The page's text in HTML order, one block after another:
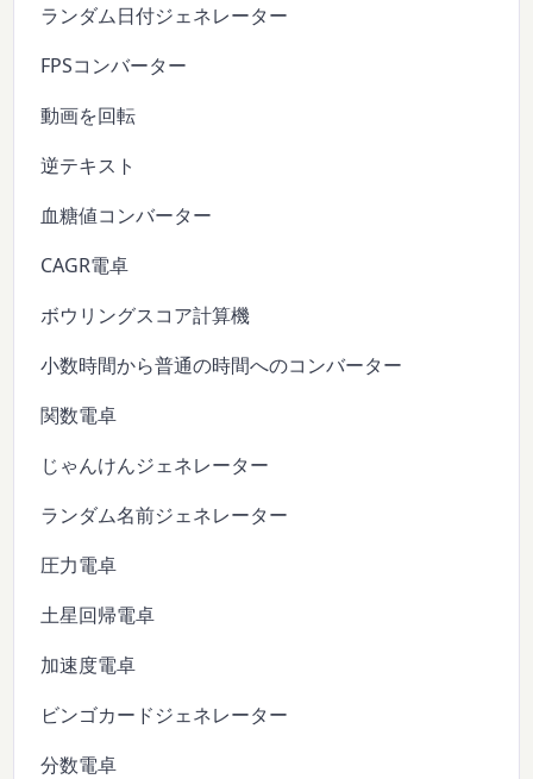
ランダム日付ジェネレーター
FPSコンバーター
動画を回転
逆テキスト
血糖値コンバーター
CAGR電卓
ボウリングスコア計算機
小数時間から普通の時間へのコンバーター
関数電卓
じゃんけんジェネレーター
ランダム名前ジェネレーター
圧力電卓
土星回帰電卓
加速度電卓
ビンゴカードジェネレーター
分数電卓